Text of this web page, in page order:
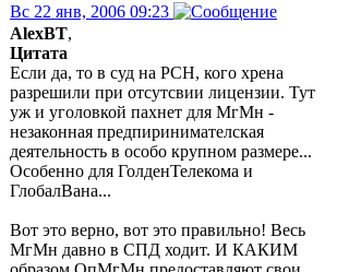
Вс 22 янв, 2006 09:23
AlexBT,
Цитата
Если да, то в суд на РСН, кого хрена
разрешили при отсутсвии лицензии. Тут
уж и уголовкой пахнет для МгМн -
незаконная предпиринимателская
деятельность в особо крупном размере...
Особенно для ГолденТелекома и
ГлобалВана...
Вот это верно, вот это правильно! Весь
МгМн давно в СПД ходит. И КАКИМ